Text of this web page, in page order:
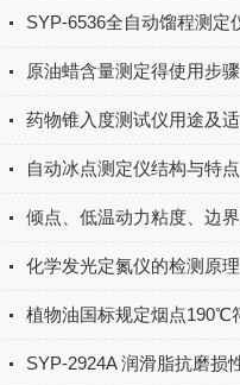
自动冰点测定仪结构与特点
化学发光定氮仪的检测原理